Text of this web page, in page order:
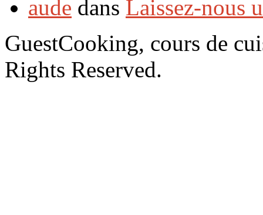
aude dans Laissez-nous
GuestCooking, cours de
Rights Reserved.